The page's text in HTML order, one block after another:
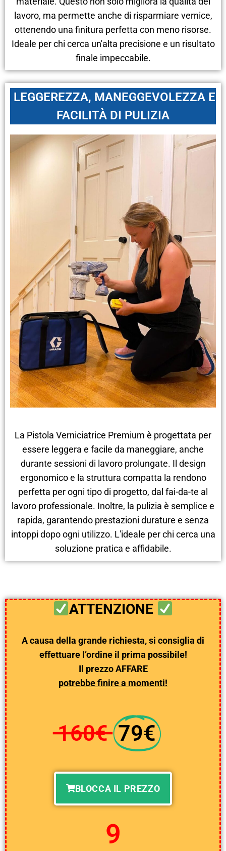
lavoro, ma permette anche di risparmiare vernice,
ottenendo una finitura perfetta con meno risorse.
Ideale per chi cerca un'alta precisione e un risultato
finale impeccabile.
LEGGEREZZA, MANEGGEVOLEZZA E
FACILITÀ DI PULIZIA
La Pistola Verniciatrice Premium è progettata per
essere leggera e facile da maneggiare, anche
durante sessioni di lavoro prolungate. Il design
ergonomico e la struttura compatta la rendono
perfetta per ogni tipo di progetto, dal fai-da-te al
lavoro professionale. Inoltre, la pulizia è semplice e
rapida, garantendo prestazioni durature e senza
intoppi dopo ogni utilizzo. L'ideale per chi cerca una
soluzione pratica e affidabile.
ATTENZIONE
A causa della grande richiesta, si consiglia di
effettuare l’ordine il prima possibile!
Il prezzo AFFARE
potrebbe finire a momenti!
160€ 79€
BLOCCA IL PREZZO
8